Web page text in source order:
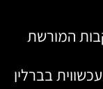
המורשת
בברלין